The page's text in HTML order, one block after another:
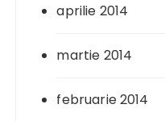
aprilie 2014
martie 2014
februarie 2014